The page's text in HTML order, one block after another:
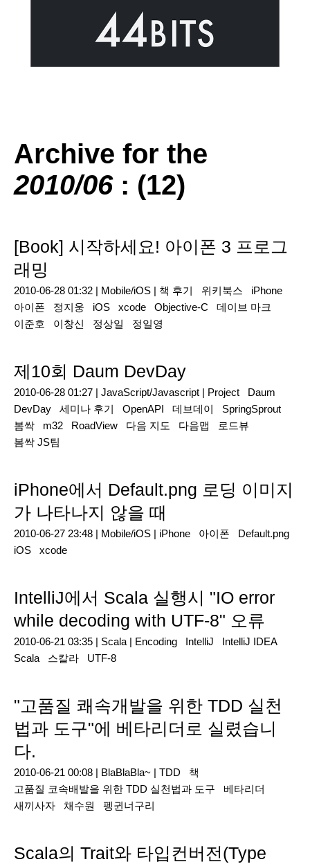
Archive for the
2010/06: (12)
[Book] 시작하세요! 아이폰 3 프로그
래밍
2010-06-28 01:32 | Mobile/iOS | 책 후기 위키북스
iPhone
아이폰
정지웅 iOS xcode Objective-C
데이브 마크
이준호
이창신 정상일 정일영
제10회 Daum DevDay
2010-06-28 01:27 | JavaScript/Javascript | Project
Daum
DevDay
세미나 후기 OpenAPI 데브데이
SpringSprout
봄싹
m32 RoadView 다음 지도 다음맵
로드뷰
봄싹 JS팀
iPhone에서 Default.png 로딩 이미지
가 나타나지 않을 때
2010-06-27 23:48 | Mobile/iOS | iPhone 아이폰
Default.png
iOS
xcode
IntelliJ에서 Scala 실행시 "IO error
while decoding with UTF-8" 오류
2010-06-21 03:35 | Scala | Encoding IntelliJ
IntelliJ IDEA
Scala
스칼라 UTF-8
"고품질 쾌속개발을 위한 TDD 실천
법과 도구"에 베타리더로 실렸습니
다.
2010-06-21 00:08 | BlaBlaBla~ | TDD
책
고품질 코속배발을 위한 TDD 실천법과 도구
베타리더
새끼사자
채수원 펭귄너구리
Scala의 Trait와 타입컨버전(Type